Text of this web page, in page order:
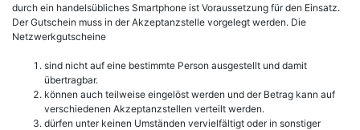
durch ein handelsübliches Smartphone ist Voraussetzung für den Einsatz.
Der Gutschein muss in der Akzeptanzstelle vorgelegt werden. Die
Netzwerkgutscheine
sind nicht auf eine bestimmte Person ausgestellt und damit
übertragbar.
können auch teilweise eingelöst werden und der Betrag kann auf
verschiedenen Akzeptanzstellen verteilt werden.
dürfen unter keinen Umständen vervielfältigt oder in sonstiger